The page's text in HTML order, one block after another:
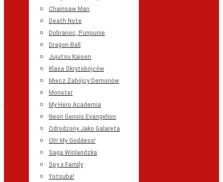
Chainsaw Man
Death Note
Dobranoc, Punpunie
Dragon Ball
Jujutsu Kaisen
Klasa Skrytobójców
Miecz Zabójcy Demonów
Monster
My Hero Academia
Neon Gensis Evangelion
Odrodzony Jako Galareta
Oh! My Goddess!
Saga Winlandzka
Spy x Family
Yotsuba!